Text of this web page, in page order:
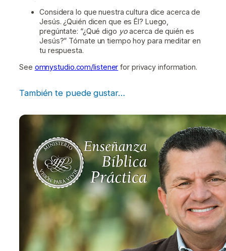
Considera lo que nuestra cultura dice acerca de
Jesús. ¿Quién dicen que es Él? Luego,
pregúntate: “¿Qué digo yoacerca de quién es
Jesús?” Tómate un tiempo hoy para meditar en
tu respuesta.
See omnystudio.com/listener for privacy information.
También te puede gustar…